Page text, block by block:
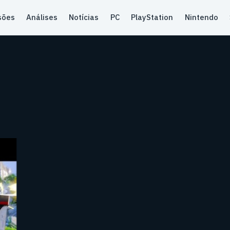
Análises Notícias PC PlayStation Nintendo